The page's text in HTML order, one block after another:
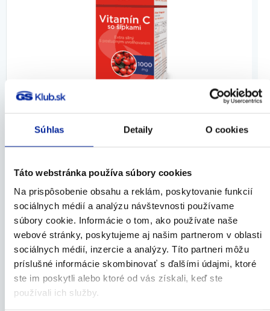
Súhlas Detaily O cookies
Táto webstránka používa súbory cookies
Na prispôsobenie obsahu a reklám, poskytovanie funkcií
sociálnych médií a analýzu návštevnosti používame
súbory cookie. Informácie o tom, ako používate naše
webové stránky, poskytujeme aj našim partnerom v oblasti
sociálnych médií, inzercie a analýzy. Títo partneri môžu
príslušné informácie skombinovať s ďalšími údajmi, ktoré
ste im poskytli alebo ktoré od vás získali, keď ste
používali ich služby.
GS Vitamín C 1000 so šípkami, 100 + 20
tabliet
Vitamín C
10,99€ Na sklade
PRIDAŤ DO KOŠÍKA
+ DARČEK
DOPRAVA ZADARMO